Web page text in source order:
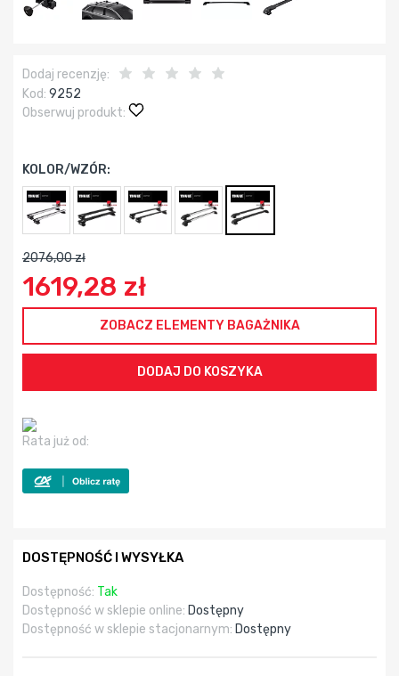
Dodaj recenzję:
Kod: 9252
Obserwuj produkt:
KOLOR/WZÓR:
2076,00 zł
1619,28 zł
ZOBACZ ELEMENTY BAGAŻNIKA
Rata już od:
DOSTĘPNOŚĆ I WYSYŁKA
Dostępność: Tak
Dostępność w sklepie online: Dostępny
Dostępność w sklepie stacjonarnym: Dostępny